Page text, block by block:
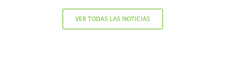
VER TODAS LAS NOTICIAS